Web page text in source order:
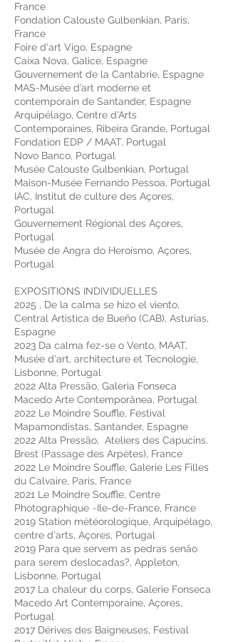
France
Fondation Calouste Gulbenkian, Paris,
France
Foire d'art Vigo, Espagne
Caixa Nova, Galice, Espagne
Gouvernement de la Cantabrie, Espagne
MAS-Musée d’art moderne et
contemporain de Santander, Espagne
Arquipélago, Centre d'Arts
Contemporaines, Ribeira Grande, Portugal
Fondation EDP / MAAT, Portugal
Novo Banco, Portugal
Musée Calouste Gulbenkian, Portugal
Maison-Musée Fernando Pessoa, Portugal
IAC, Institut de culture des Açores,
Portugal
Gouvernement Régional des Açores,
Portugal
Musée de Angra do Heroísmo, Açores,
Portugal
EXPOSITIONS INDIVIDUELLES
2025 , De la calma se hizo el viento,
Central Artística de Bueño (CAB), Asturias,
Espagne
2023 Da calma fez-se o Vento, MAAT,
Musée d'art, architecture et Tecnologie,
Lisbonne, Portugal
2022 Alta Pressão, Galeria Fonseca
Macedo Arte Contemporânea, Portugal
2022 Le Moindre Souffle, Festival
Mapamondistas, Santander, Espagne
2022 Alta Pressão, Ateliers des Capucins,
Brest (Passage des Arpètes), France
2022 Le Moindre Souffle, Galerie Les Filles
du Calvaire, Paris, France
2021 Le Moindre Souffle, Centre
Photographique ~Ile-de-France, France
2019 Station météorologique, Arquipélago,
centre d'arts, Açores, Portugal
2019 Para que servem as pedras senão
para serem deslocadas?, Appleton,
Lisbonne, Portugal
2017 La chaleur du corps, Galerie Fonseca
Macedo Art Contemporaine, Açores,
Portugal
2017 Dérives des Baigneuses, Festival